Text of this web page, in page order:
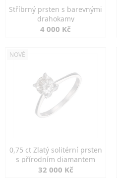
Stříbrný prsten s barevnými
drahokamy
4 000 Kč
NOVÉ
0,75 ct Zlatý solitérní prsten
s přírodním diamantem
32 000 Kč